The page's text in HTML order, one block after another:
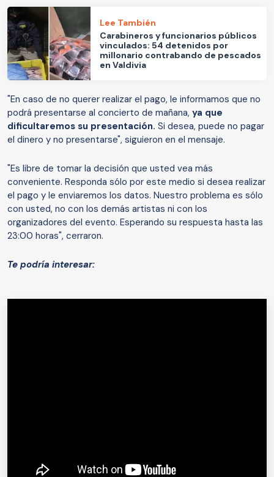
Lee También
Carabineros y funcionarios públicos
vinculados: 54 detenidos por
millonario contrabando de pescados
en Valdivia
"En caso de no querer realizar el pago, le informamos que no
podrá presentarse al concierto de mañana, ya que
dificultaremos su presentación. Si desea, puede no pagar
el dinero y no presentarse", siguieron en el mensaje.
"Es libre de tomar la decisión que usted vea más
conveniente. Responda sólo por este medio si desea realizar
el pago y le enviaremos los datos. Nuestro problema es sólo
con usted, no con los demás artistas ni con los
organizadores del evento. Esperando su respuesta hasta las
23:00 horas", cerraron.
Te podría interesar: